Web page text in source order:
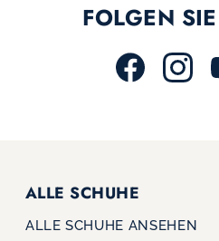
FOLGEN
ALLE SCHUHE
ALLE SCHUHE ANSEHEN